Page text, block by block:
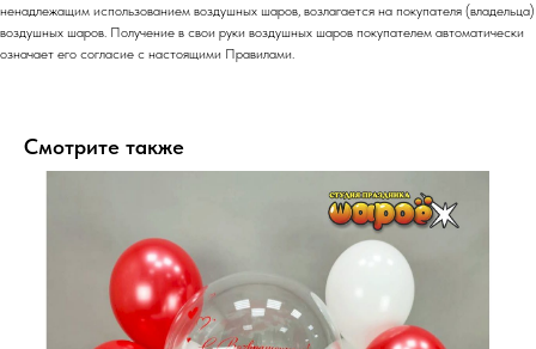
ненадлежащим использованием воздушных шаров, возлагается на покупателя (владельца)
воздушных шаров. Получение в свои руки воздушных шаров покупателем автоматически
означает его согласие с настоящими Правилами.
Смотрите также